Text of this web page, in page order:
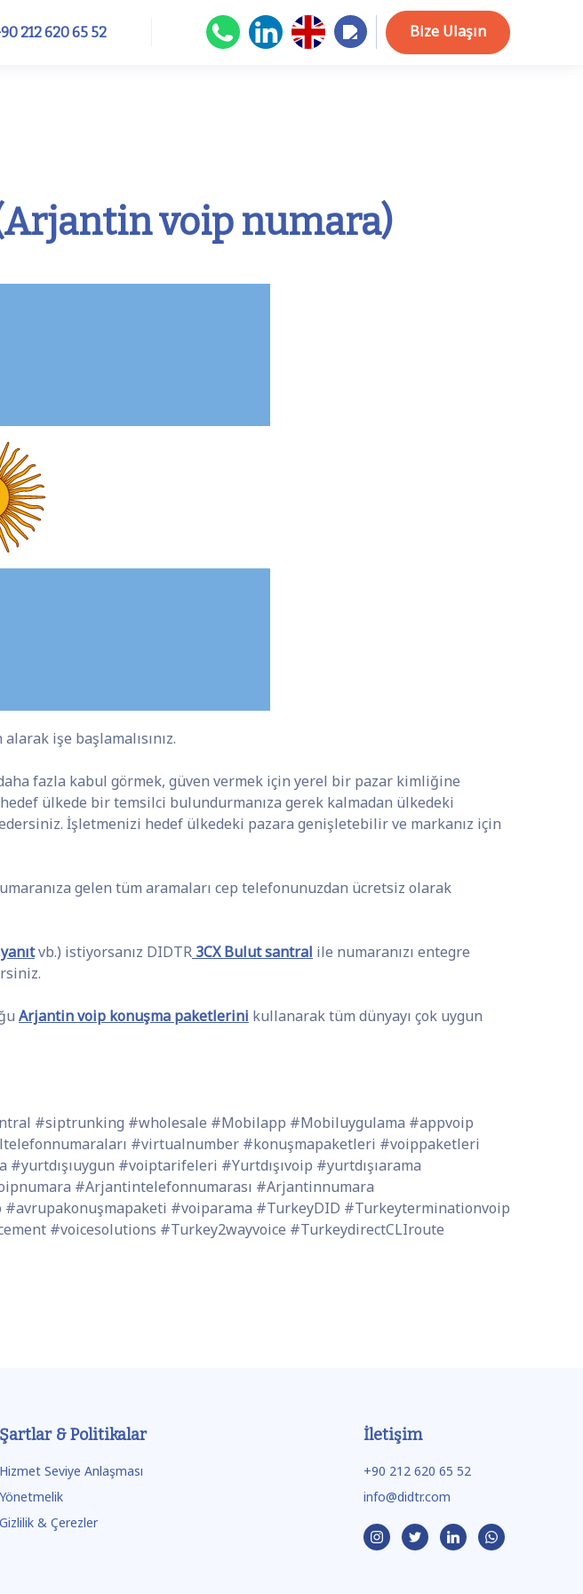
212 620 65 52 Bize Ulaşın
Internet
voip numara)
alarak işe başlamalısınız.
fazla kabul görmek, güven vermek için yerel bir pazar kimliğine
ülkede bir temsilci bulundurmanıza gerek kalmadan ülkedeki
İşletmenizi hedef ülkedeki pazara genişletebilir ve markanız için
gelen tüm aramaları cep telefonunuzdan ücretsiz olarak
vb.) istiyorsanız DIDTR 3CX Bulut santral ile numaranızı entegre
Arjantin voip konuşma paketlerini kullanarak tüm dünyayı çok uygun
#siptrunking #wholesale #Mobilapp #Mobiluygulama #appvoip
#virtualnumber #konuşmapaketleri #voippaketleri
#voiptarifeleri #Yurtdışıvoip #yurtdışıarama
#Arjantintelefonnumarası #Arjantinnumara
#voiparama #TurkeyDID #Turkeyterminationvoip
#voicesolutions #Turkey2wayvoice #TurkeydirectCLIroute
Şartlar & Politikalar
Hizmet Seviye Anlaşması
Yönetmelik
Gizlilik & Çerezler
İletişim
+90 212 620 65 52
info@didtr.com